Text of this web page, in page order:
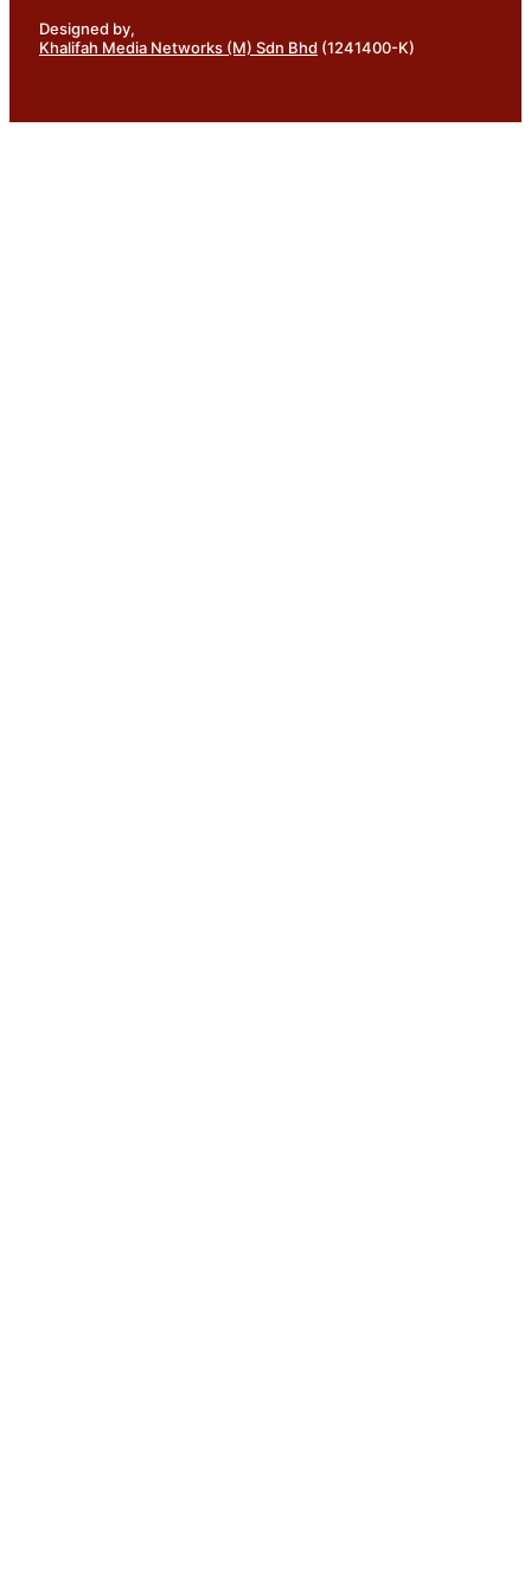
Designed by,
Khalifah Media Networks (M) Sdn Bhd (1241400-K)